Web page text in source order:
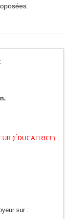
(ÉDUCATRICE)
sur :